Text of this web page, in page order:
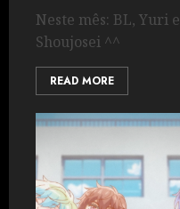
Neste mês: BL, Yuri e
Shoujosei ^^
READ MORE